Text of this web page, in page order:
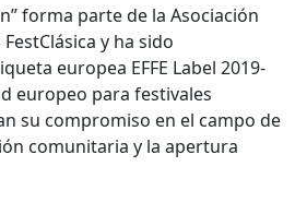
forma parte de la Asociación
y ha sido
europea EFFE Label 2019-
europeo para festivales
su compromiso en el campo de
comunitaria y la apertura